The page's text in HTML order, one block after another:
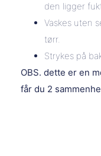
den ligger
Vaskes uten
tørr.
Strykes på
OBS. dette er en
får du 2